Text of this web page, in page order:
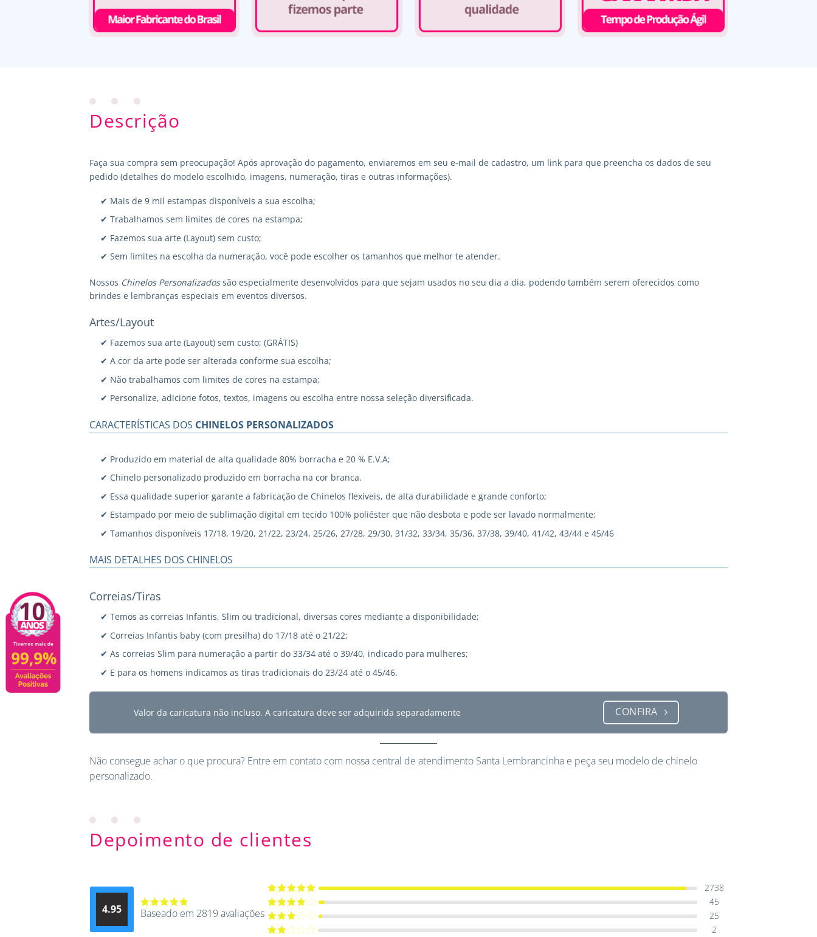
Descrição
Faça sua compra sem preocupação! Após aprovação do pagamento, enviaremos em seu e-mail de cadastro, um link para que preencha os dados de seu
pedido (detalhes do modelo escolhido, imagens, numeração, tiras e outras informações).
✔ Mais de 9 mil estampas disponíveis a sua escolha;
✔ Trabalhamos sem limites de cores na estampa;
✔ Fazemos sua arte (Layout) sem custo;
✔ Sem limites na escolha da numeração, você pode escolher os tamanhos que melhor te atender.
Nossos Chinelos Personalizadossão especialmente desenvolvidos para que sejam usados no seu dia a dia, podendo também serem oferecidos como
brindes e lembranças especiais em eventos diversos.
Artes/Layout
✔ Fazemos sua arte (Layout) sem custo; (GRÁTIS)
✔ A cor da arte pode ser alterada conforme sua escolha;
✔ Não trabalhamos com limites de cores na estampa;
✔ Personalize, adicione fotos, textos, imagens ou escolha entre nossa seleção diversificada.
CARACTERÍSTICAS DOS CHINELOS PERSONALIZADOS
✔ Produzido em material de alta qualidade 80% borracha e 20 % E.V.A;
✔ Chinelo personalizado produzido em borracha na cor branca.
✔ Essa qualidade superior garante a fabricação de Chinelos flexíveis, de alta durabilidade e grande conforto;
✔ Estampado por meio de sublimação digital em tecido 100% poliéster que não desbota e pode ser lavado normalmente;
✔ Tamanhos disponíveis 17/18, 19/20, 21/22, 23/24, 25/26, 27/28, 29/30, 31/32, 33/34, 35/36, 37/38, 39/40, 41/42, 43/44 e 45/46
MAIS DETALHES DOS CHINELOS
Correias/Tiras
✔ Temos as correias Infantis, Slim ou tradicional, diversas cores mediante a disponibilidade;
✔ Correias Infantis baby (com presilha) do 17/18 até o 21/22;
✔ As correias Slim para numeração a partir do 33/34 até o 39/40, indicado para mulheres;
✔ E para os homens indicamos as tiras tradicionais do 23/24 até o 45/46.
Valor da caricatura não incluso. A caricatura deve ser adquirida separadamente CONFIRA
Não consegue achar o que procura? Entre em contato com nossa central de atendimento Santa Lembrancinha e peça seu modelo de chinelo
personalizado.
Depoimento de clientes
4.95
Avaliação
Baseado em 2819 avaliações
Avaliação5
2738
Avaliação
45
Avaliação
25
2